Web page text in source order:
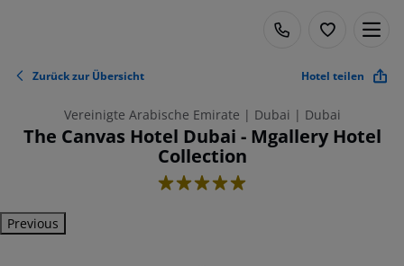
Zurück zur Übersicht Hotel teilen
Vereinigte Arabische Emirate | Dubai | Dubai
The Canvas Hotel Dubai - Mgallery Hotel
Collection
5
Previous